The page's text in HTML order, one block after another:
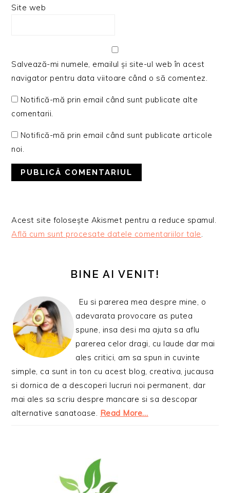
Site web
Salvează-mi numele, emailul și site-ul web în acest
navigator pentru data viitoare când o să comentez.
Notifică-mă prin email când sunt publicate alte
comentarii.
Notifică-mă prin email când sunt publicate articole
noi.
Acest site folosește Akismet pentru a reduce spamul.
Află cum sunt procesate datele comentariilor tale.
PRINCIPALĂBINE AI VENIT!
Eu si parerea mea despre mine, o
adevarata provocare as putea
spune, insa desi ma ajuta sa aflu
parerea celor dragi, cu laude dar mai
ales critici, am sa spun in cuvinte
simple, ca sunt in ton cu acest blog, creativa, jucausa
si dornica de a descoperi lucruri noi permanent, dar
mai ales sa scriu despre mancare si sa descopar
alternative sanatoase. Read More…